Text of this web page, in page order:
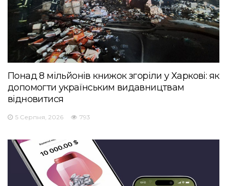
Понад 8 мільйонів книжок згоріли у Харкові: як
допомогти українським видавництвам
відновитися
5 Серпня, 2026 793